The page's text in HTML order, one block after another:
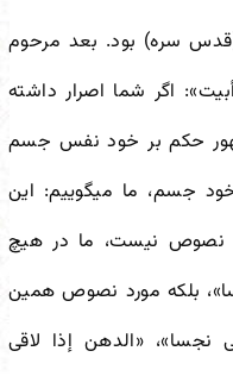
سره) بود. بعد مرحوم
اگر شما اصرار داشته
حکم بر خود نفس جسم
جسم، ما میگوییم: این
نصوص نیست، ما در هیچ
بلکه مورد نصوص همین
نجسا»، «الدهن إذا لاقی